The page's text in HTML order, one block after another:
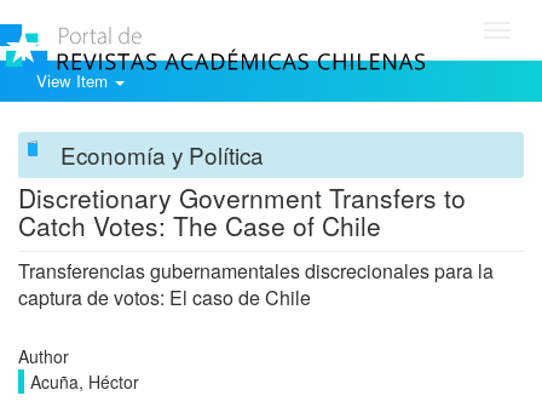
View Item
Economía y Política
Discretionary Government Transfers to
Catch Votes: The Case of Chile
Transferencias gubernamentales discrecionales para la
captura de votos: El caso de Chile
Author
Acuña, Héctor